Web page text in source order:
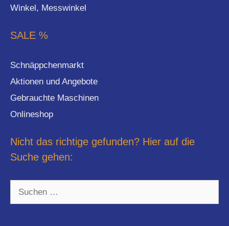
Winkel, Messwinkel
SALE %
Schnäppchenmarkt
Aktionen und Angebote
Gebrauchte Maschinen
Onlineshop
Nicht das richtige gefunden? Hier auf die
Suche gehen:
Suchen